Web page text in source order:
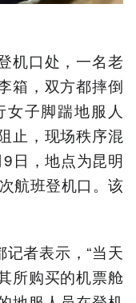
机口处，一名老
箱，双方都摔倒
子脚踹地服人
止，现场秩序混
日，地点为昆明
航班登机口。该
者表示，“当天
所购买的机票舱